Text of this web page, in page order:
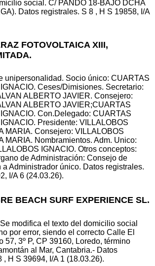
social. C/ PANDO 18-BAJO DCHA
Datos registrales. S 8 , H S 19858, I/A
FOTOVOLTAICA XIII,
unipersonalidad. Socio único: CUARTAS
Ceses/Dimisiones. Secretario:
ALBERTO JAVIER. Consejero:
ALBERTO JAVIER;CUARTAS
Con.Delegado: CUARTAS
Presidente: VILLALOBOS
MARIA. Consejero: VILLALOBOS
MARIA. Nombramientos. Adm. Unico:
IGNACIO. Otros conceptos:
de Administración: Consejo de
Administrador único. Datos registrales.
I/A 6 (24.03.26).
BEACH SURF EXPERIENCE SL.
modifica el texto del domicilio social
por error, siendo el correcto Calle El
57, 3º P, CP 39160, Loredo, término
al Mar, Cantabria.- Datos
, H S 39694, I/A 1 (18.03.26).